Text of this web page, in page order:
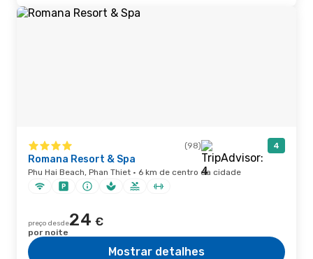
(98) 4
Romana Resort & Spa
Phu Hai Beach, Phan Thiet · 6 km de centro da cidade
preço desde24 €
por noite
Mostrar detalhes